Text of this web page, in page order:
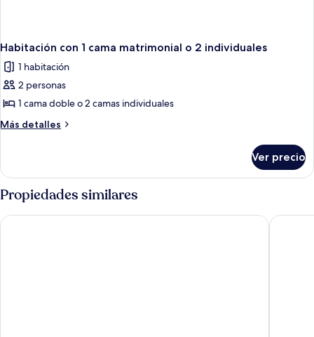
Habitación con 1 cama matrimonial o 2 individuales
1 habitación
2 personas
1 cama doble o 2 camas individuales
Más detalles
Más
con
1
cama
matrimonial
o
Ver precio
Propiedades similares
Fullon Hotel Taoyuan Airport Access MRT A8 City